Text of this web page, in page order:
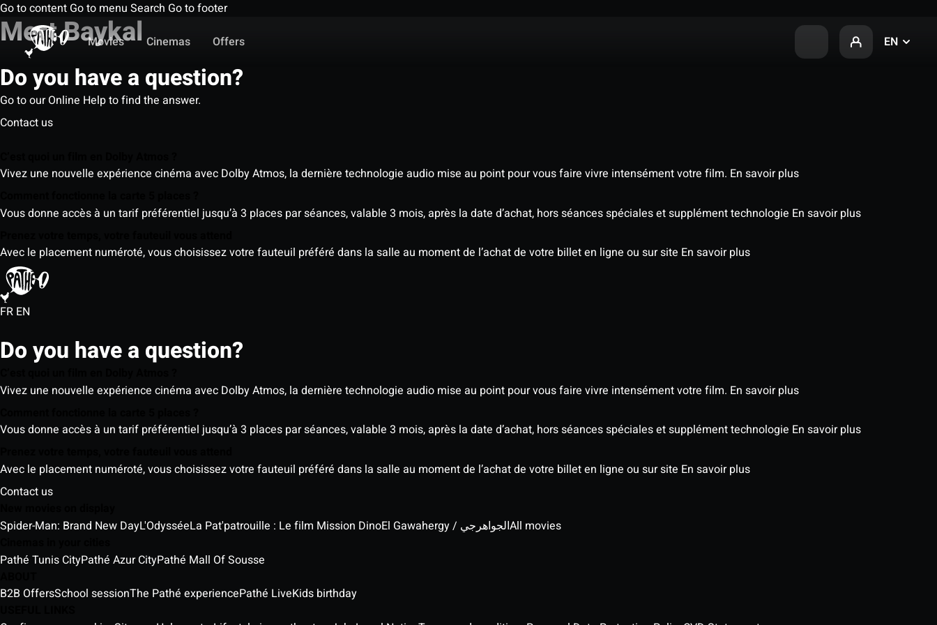
Go to content Go to menu Search Go to footer
Movies
Cinemas Offers EN
Mert Baykal
Do you have a question?
Go to our Online Help to find the answer.
Contact us
Vivez une nouvelle expérience cinéma avec Dolby Atmos, la dernière technologie audio mise au point pour vous faire vivre intensément votre film. En savoir plus
Vous donne accès à un tarif préférentiel jusqu’à 3 places par séances, valable 3 mois, après la date d’achat, hors séances spéciales et supplément technologie En savoir plus
Avec le placement numéroté, vous choisissez votre fauteuil préféré dans la salle au moment de l’achat de votre billet en ligne ou sur site En savoir plus
FR EN
Do you have a question?
Vivez une nouvelle expérience cinéma avec Dolby Atmos, la dernière technologie audio mise au point pour vous faire vivre intensément votre film. En savoir plus
Vous donne accès à un tarif préférentiel jusqu’à 3 places par séances, valable 3 mois, après la date d’achat, hors séances spéciales et supplément technologie En savoir plus
Avec le placement numéroté, vous choisissez votre fauteuil préféré dans la salle au moment de l’achat de votre billet en ligne ou sur site En savoir plus
Contact us
Spider-Man: Brand New DayL'OdysséeLa Pat'patrouille : Le film Mission Dino El Gawahergy / الجواهرجيAll movies
Pathé Tunis CityPathé Azur CityPathé Mall Of Sousse
B2B OffersSchool sessionThe Pathé experiencePathé LiveKids birthday